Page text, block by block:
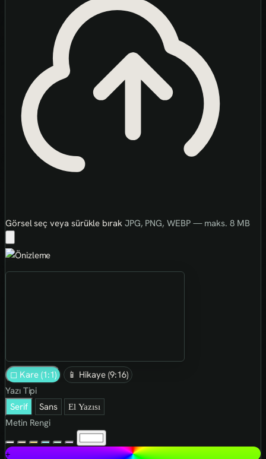
Görsel seç veya sürükle bırak JPG, PNG, WEBP — maks. 8 MB
◻ Kare (1:1)
📱 Hikaye (9:16)
Yazı Tipi
Serif
Sans El Yazısı
Metin Rengi
+